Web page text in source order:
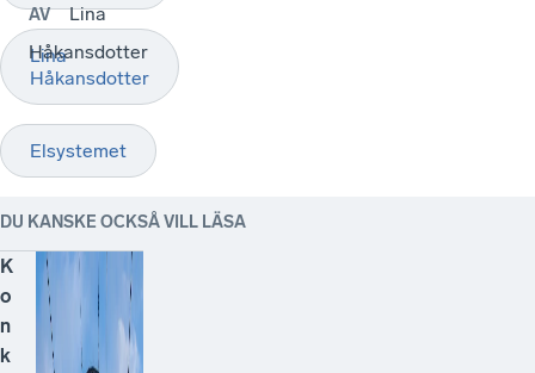
Lina
Håkansdotter
Elsystemet
AV
Lina
Håkansdotter
DU KANSKE OCKSÅ VILL LÄSA
K
o
n
k